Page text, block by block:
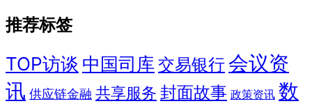
推荐标签
TOP访谈 中国司库 交易银行会议资
讯 供应链金融 共享服务 封面故事 政策资讯 数